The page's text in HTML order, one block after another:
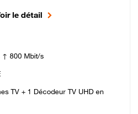
le détail
↑ 800 Mbit/s
TV + 1 Décodeur TV UHD en